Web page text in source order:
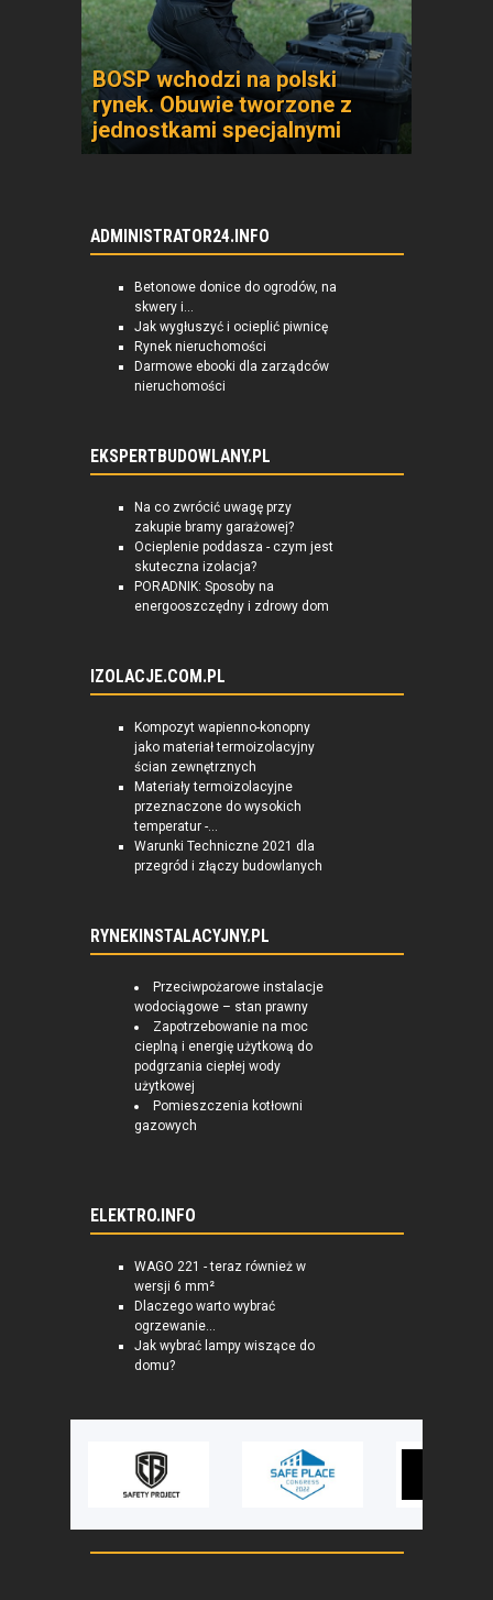
BOSP wchodzi na polski
rynek. Obuwie tworzone z
jednostkami specjalnymi
ADMINISTRATOR24.INFO
Betonowe donice do ogrodów, na
skwery i...
Jak wygłuszyć i ocieplić piwnicę
Rynek nieruchomości
Darmowe ebooki dla zarządców
nieruchomości
EKSPERTBUDOWLANY.PL
Na co zwrócić uwagę przy
zakupie bramy garażowej?
Ocieplenie poddasza - czym jest
skuteczna izolacja?
PORADNIK: Sposoby na
energooszczędny i zdrowy dom
IZOLACJE.COM.PL
Kompozyt wapienno-konopny
jako materiał termoizolacyjny
ścian zewnętrznych
Materiały termoizolacyjne
przeznaczone do wysokich
temperatur -...
Warunki Techniczne 2021 dla
przegród i złączy budowlanych
RYNEKINSTALACYJNY.PL
Przeciwpożarowe instalacje
wodociągowe – stan prawny
Zapotrzebowanie na moc
cieplną i energię użytkową do
podgrzania ciepłej wody
użytkowej
Pomieszczenia kotłowni
gazowych
ELEKTRO.INFO
WAGO 221 - teraz również w
wersji 6 mm²
Dlaczego warto wybrać
ogrzewanie...
Jak wybrać lampy wiszące do
domu?